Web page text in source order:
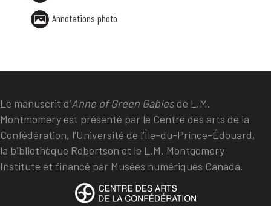
Annotations photo
Le manuscrit d’Anne of Green Gablesde L.M.
Montmomery est présenté par le Centre des arts de la
Confédération, l’Université de l’Île-du-Prince-Édouard,
la bibliothèque Robertson et le L.M. Montgomery
Institute et financé par Musées numériques Canada.